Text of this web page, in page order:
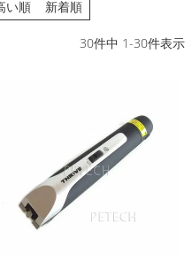
い順 新着順
30件中 1-30件表示